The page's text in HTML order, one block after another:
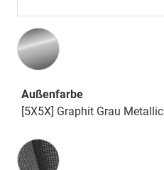
Außenfarbe
[5X5X] Graphit Grau Metallic
Innenausstattung